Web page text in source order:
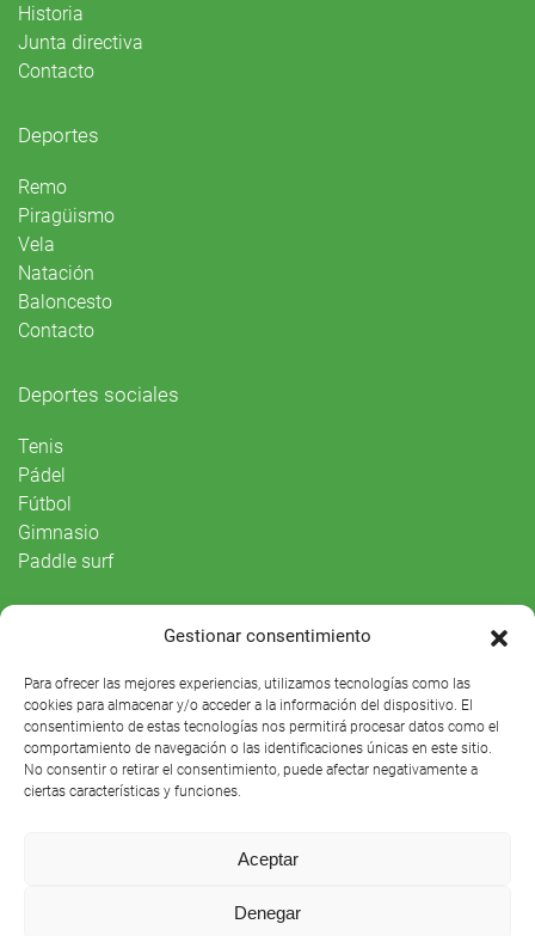
Gestionar consentimiento
Para ofrecer las mejores experiencias, utilizamos tecnologías como las
cookies para almacenar y/o acceder a la información del dispositivo. El
consentimiento de estas tecnologías nos permitirá procesar datos como el
comportamiento de navegación o las identificaciones únicas en este sitio.
No consentir o retirar el consentimiento, puede afectar negativamente a
ciertas características y funciones.
Aceptar
Denegar
Historia
Junta directiva
Contacto
Deportes
Remo
Piragüismo
Vela
Natación
Baloncesto
Contacto
Deportes sociales
Tenis
Pádel
Fútbol
Gimnasio
Paddle surf
Agenda